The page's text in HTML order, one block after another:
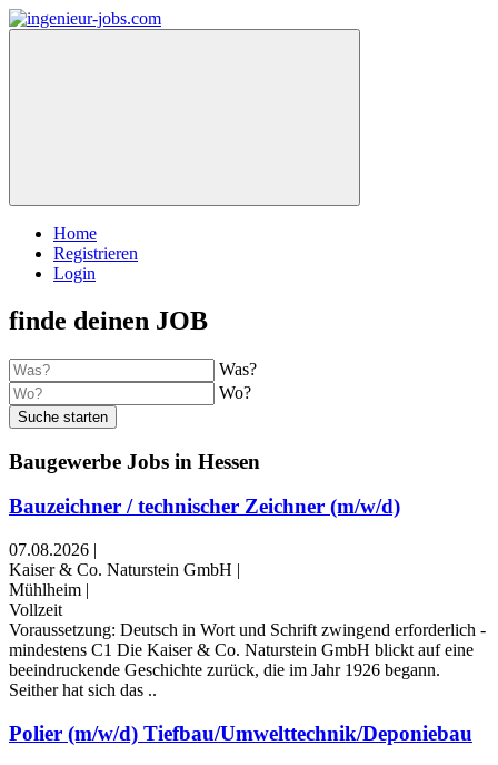
Home
Registrieren
Login
finde deinen JOB
Was?
Wo?
Suche starten
Baugewerbe Jobs in Hessen
Bauzeichner / technischer Zeichner (m/w/d)
07.08.2026 |
Kaiser & Co. Naturstein GmbH |
Mühlheim |
Vollzeit
Voraussetzung: Deutsch in Wort und Schrift zwingend erforderlich -
mindestens C1 Die Kaiser & Co. Naturstein GmbH blickt auf eine
beeindruckende Geschichte zurück, die im Jahr 1926 begann.
Seither hat sich das ..
Polier (m/w/d) Tiefbau/Umwelttechnik/Deponiebau